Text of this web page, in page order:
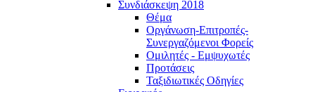
Συνδιάσκεψη 2018
Θέμα
Οργάνωση-Επιτροπές-
Συνεργαζόμενοι Φορείς
Ομιλητές - Εμψυχωτές
Προτάσεις
Ταξιδιωτικές Οδηγίες